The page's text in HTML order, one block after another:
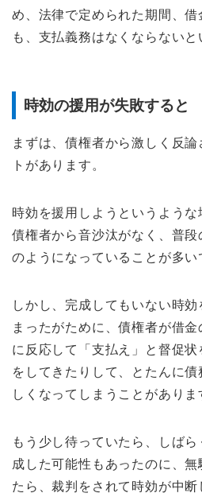
め、法律で定められた期間、借
も、支払義務はなくならないと
時効の援用が失敗すると
まずは、債権者から激しく反
トがあります。
時効を援用しようというよう
債権者から音沙汰がなく、普
のようになっていることが多い
しかし、完成してもいない時
まったがために、債権者が借
に反応して「支払え」と督促状
をしてきたりして、とたんに
しくなってしまうことがありま
もう少し待っていたら、しば
成した可能性もあったのに、
たら、裁判をされて時効が中断